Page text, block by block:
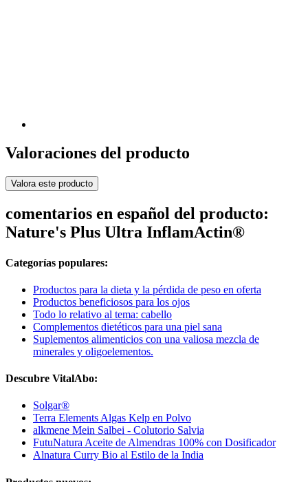
Valoraciones del producto
Valora este producto
comentarios en español del producto:
Nature's Plus Ultra InflamActin®
Categorías populares:
Productos para la dieta y la pérdida de peso en oferta
Productos beneficiosos para los ojos
Todo lo relativo al tema: cabello
Complementos dietéticos para una piel sana
Suplementos alimenticios con una valiosa mezcla de
minerales y oligoelementos.
Descubre VitalAbo:
Solgar®
Terra Elements Algas Kelp en Polvo
alkmene Mein Salbei - Colutorio Salvia
FutuNatura Aceite de Almendras 100% con Dosificador
Alnatura Curry Bio al Estilo de la India